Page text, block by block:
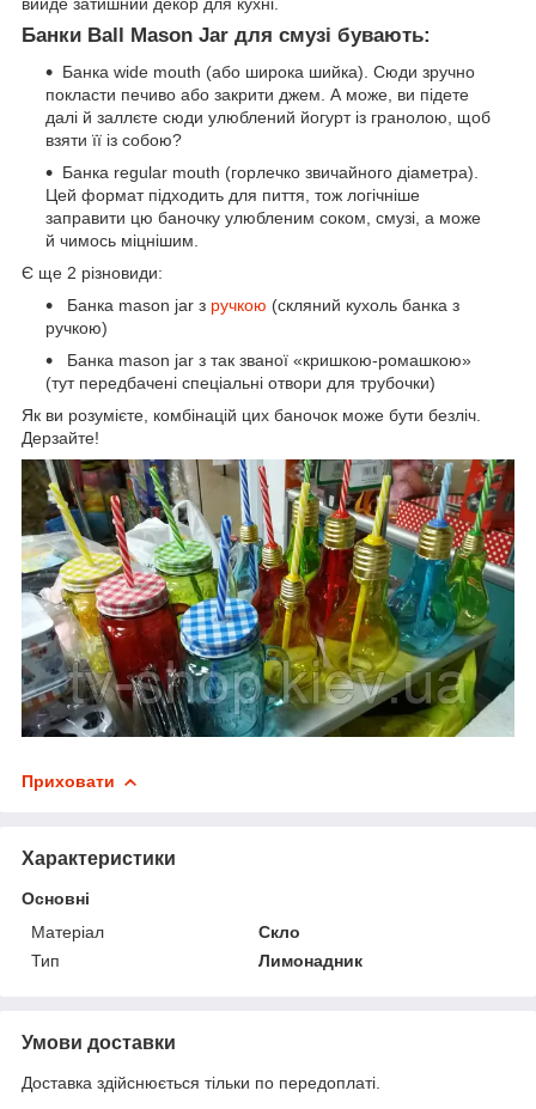
Банки Ball Mason Jar для смузі бувають:
Банка wide mouth (або широка шийка). Сюди зручно
покласти печиво або закрити джем. А може, ви підете
далі й заллєте сюди улюблений йогурт із гранолою, щоб
взяти її із собою?
Банка regular mouth (горлечко звичайного діаметра).
Цей формат підходить для пиття, тож логічніше
заправити цю баночку улюбленим соком, смузі, а може
й чимось міцнішим.
Є ще 2 різновиди:
Банка mason jar з ручкою (скляний кухоль банка з
ручкою)
Банка mason jar з так званої «кришкою-ромашкою»
(тут передбачені спеціальні отвори для трубочки)
Як ви розумієте, комбінацій цих баночок може бути безліч.
Дерзайте!
Приховати
Характеристики
Основні
Матеріал
Скло
Тип
Лимонадник
Умови доставки
Доставка здійснюється тільки по передоплаті.